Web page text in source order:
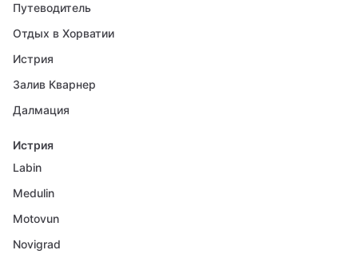
Путеводитель
Отдых в Хорватии
Истрия
Залив Кварнер
Далмация
Истрия
Labin
Medulin
Motovun
Novigrad